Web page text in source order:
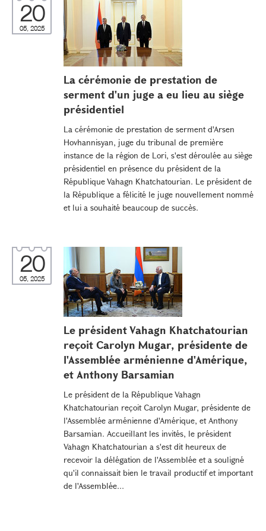
20
05, 2025
La cérémonie de prestation de
serment d'un juge a eu lieu au siège
présidentiel
La cérémonie de prestation de serment d'Arsen
Hovhannisyan, juge du tribunal de première
instance de la région de Lori, s'est déroulée au siège
présidentiel en présence du président de la
République Vahagn Khatchatourian. Le président de
la République a félicité le juge nouvellement nommé
et lui a souhaité beaucoup de succès.
20
05, 2025
Le président Vahagn Khatchatourian
reçoit Carolyn Mugar, présidente de
l'Assemblée arménienne d'Amérique,
et Anthony Barsamian
Le président de la République Vahagn
Khatchatourian reçoit Carolyn Mugar, présidente de
l'Assemblée arménienne d'Amérique, et Anthony
Barsamian. Accueillant les invités, le président
Vahagn Khatchatourian a s'est dit heureux de
recevoir la délégation de l'Assemblée et a souligné
qu'il connaissait bien le travail productif et important
de l'Assemblée...